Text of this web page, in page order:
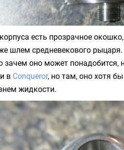
есть прозрачное
шлем средневекового
зачем оно может понадобится,
в Conqueror, но там, оно хотя
жидкости.